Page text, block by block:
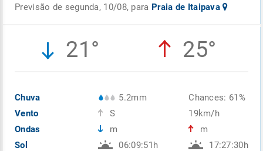
Previsão de segunda, 10/08, para Praia de Itaipava
21° 25°
Chuva
Vento
Ondas
Sol
5.2mm
S
m
06:09:51h
Chances: 61%
19km/h
m
17:27:30h